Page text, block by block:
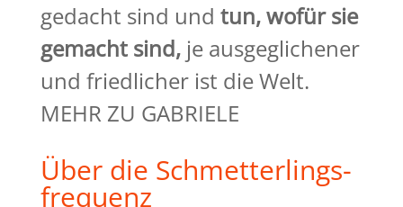
gedacht sind und tun, wofür sie
gemacht sind,je ausgeglichener
und friedlicher ist die Welt.
MEHR ZU GABRIELE
Über die Schmetterlings-
frequenz